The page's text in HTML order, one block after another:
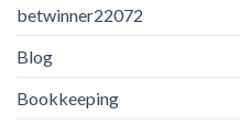
betwinner22072
Blog
Bookkeeping